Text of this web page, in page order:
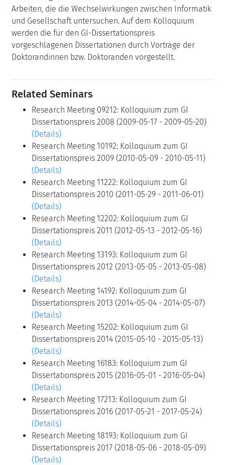
Arbeiten, die die Wechselwirkungen zwischen Informatik
und Gesellschaft untersuchen. Auf dem Kolloquium
werden die für den GI-Dissertationspreis
vorgeschlagenen Dissertationen durch Vorträge der
Doktorandinnen bzw. Doktoranden vorgestellt.
Related Seminars
Research Meeting 09212: Kolloquium zum GI
Dissertationspreis 2008 (2009-05-17 - 2009-05-20)
(Details)
Research Meeting 10192: Kolloquium zum GI
Dissertationspreis 2009 (2010-05-09 - 2010-05-11)
(Details)
Research Meeting 11222: Kolloquium zum GI
Dissertationspreis 2010 (2011-05-29 - 2011-06-01)
(Details)
Research Meeting 12202: Kolloquium zum GI
Dissertationspreis 2011 (2012-05-13 - 2012-05-16)
(Details)
Research Meeting 13193: Kolloquium zum GI
Dissertationspreis 2012 (2013-05-05 - 2013-05-08)
(Details)
Research Meeting 14192: Kolloquium zum GI
Dissertationspreis 2013 (2014-05-04 - 2014-05-07)
(Details)
Research Meeting 15202: Kolloquium zum GI
Dissertationspreis 2014 (2015-05-10 - 2015-05-13)
(Details)
Research Meeting 16183: Kolloquium zum GI
Dissertationspreis 2015 (2016-05-01 - 2016-05-04)
(Details)
Research Meeting 17213: Kolloquium zum GI
Dissertationspreis 2016 (2017-05-21 - 2017-05-24)
(Details)
Research Meeting 18193: Kolloquium zum GI
Dissertationspreis 2017 (2018-05-06 - 2018-05-09)
(Details)